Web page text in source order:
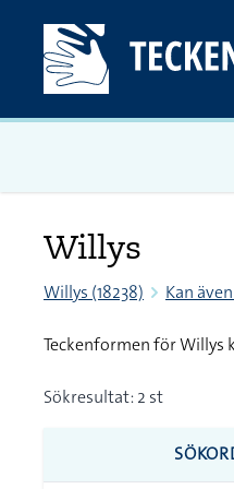
Willys
Willys (18238) Kan
Teckenformen för Willys
Sökresultat: 2 st